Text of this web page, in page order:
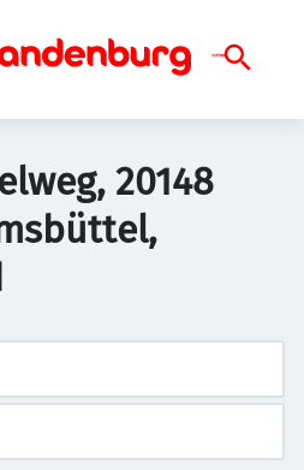
20148